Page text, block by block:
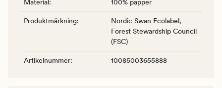
Material : 100% papper
Produktmärkning:
Nordic Swan Ecolabel,
Forest Stewardship Council
(FSC)
Artikelnummer: 10085003655888